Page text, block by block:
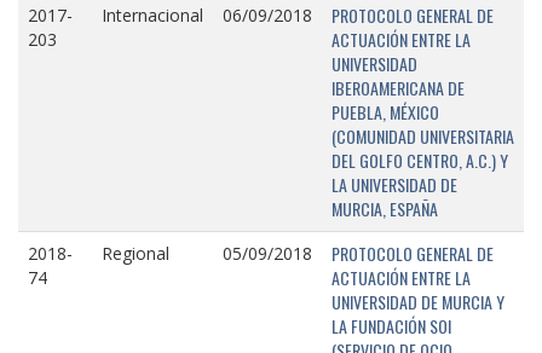
2017-
203
Internacional 06/09/2018
PROTOCOLO GENERAL DE
ACTUACIÓN ENTRE LA
UNIVERSIDAD
IBEROAMERICANA DE
PUEBLA, MÉXICO
(COMUNIDAD UNIVERSITARIA
DEL GOLFO CENTRO, A.C.) Y
LA UNIVERSIDAD DE
MURCIA, ESPAÑA
2018-
74
Regional 05/09/2018
PROTOCOLO GENERAL DE
ACTUACIÓN ENTRE LA
UNIVERSIDAD DE MURCIA Y
LA FUNDACIÓN SOI